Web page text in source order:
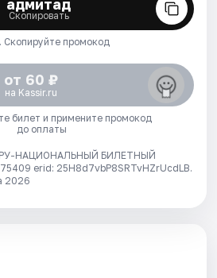
адмитад
Скопировать
Скопируйте промокод
от 60 ₽
на Kassir.ru
билет и примените промокод
до оплаты
НАЦИОНАЛЬНЫЙ БИЛЕТНЫЙ
erid: 25H8d7vbP8SRTvHZrUcdLB.
2026